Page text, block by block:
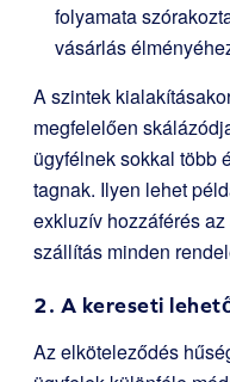
folyamata
vásárlás
A szintek
megfelelően
ügyfélnek sokkal több
tagnak. Ilyen lehet
exkluzív hozzáférés
szállítás minden
2. A kereseti
Az elköteleződés